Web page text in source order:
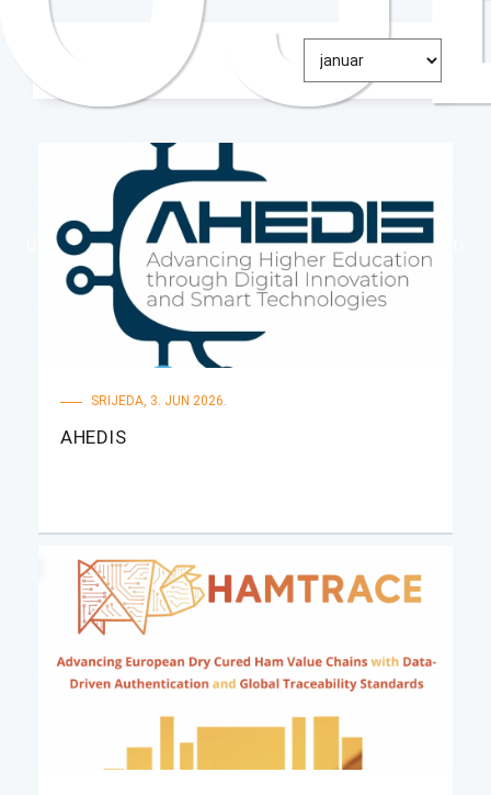
Univerzitet Donja Gorica Istraživanja i projekti
SRIJEDA, 3. JUN 2026.
AHEDIS